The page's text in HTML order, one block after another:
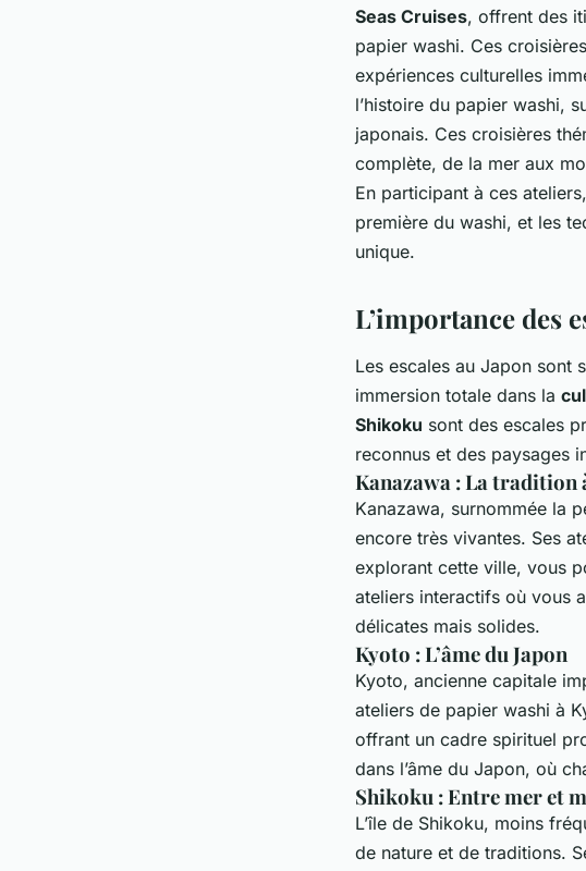
Seas Cruises, offrent des
papier washi. Ces
expériences culturelles
l’histoire du papier washi,
japonais. Ces croisières
complète, de la mer aux
En participant à ces
première du washi, et les
unique.
L’importance des
Les escales au Japon sont
immersion totale dans la
Shikoku sont des escales
reconnus et des paysages
Kanazawa : La tradition
Kanazawa, surnommée la
encore très vivantes. Ses
explorant cette ville, vous
ateliers interactifs où vous
délicates mais solides.
Kyoto : L’âme du Japon
Kyoto, ancienne capitale
ateliers de papier washi à
offrant un cadre spirituel
dans l’âme du Japon, où
Shikoku : Entre mer et
L’île de Shikoku, moins
de nature et de traditions.